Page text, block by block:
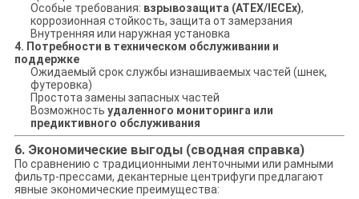
Особые требования: взрывозащита (ATEX/IECEx),
коррозионная стойкость, защита от замерзания
Внутренняя или наружная установка
4. Потребности в техническом обслуживании и
поддержке
Ожидаемый срок службы изнашиваемых частей (шнек,
футеровка)
Простота замены запасных частей
Возможность удаленного мониторинга или
предиктивного обслуживания
6. Экономические выгоды (сводная справка)
По сравнению с традиционными ленточными или рамными
фильтр-прессами, декантерные центрифуги предлагают
явные экономические преимущества: